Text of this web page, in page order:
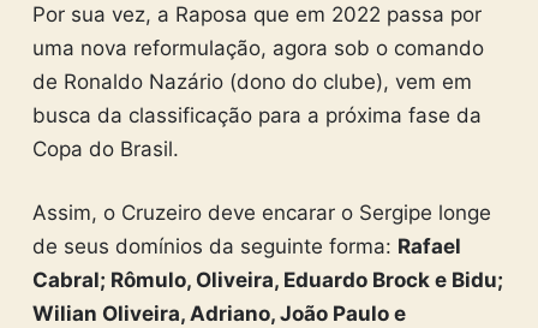
Por sua vez, a Raposa que em 2022 passa por
uma nova reformulação, agora sob o comando
de Ronaldo Nazário (dono do clube), vem em
busca da classificação para a próxima fase da
Copa do Brasil.
Assim, o Cruzeiro deve encarar o Sergipe longe
de seus domínios da seguinte forma: Rafael
Cabral; Rômulo, Oliveira, Eduardo Brock e Bidu;
Wilian Oliveira, Adriano, João Paulo e